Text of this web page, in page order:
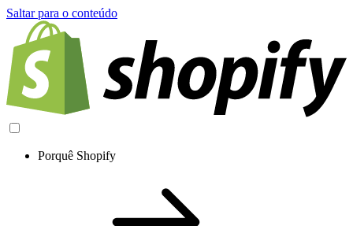
Saltar para o conteúdo
Porquê Shopify